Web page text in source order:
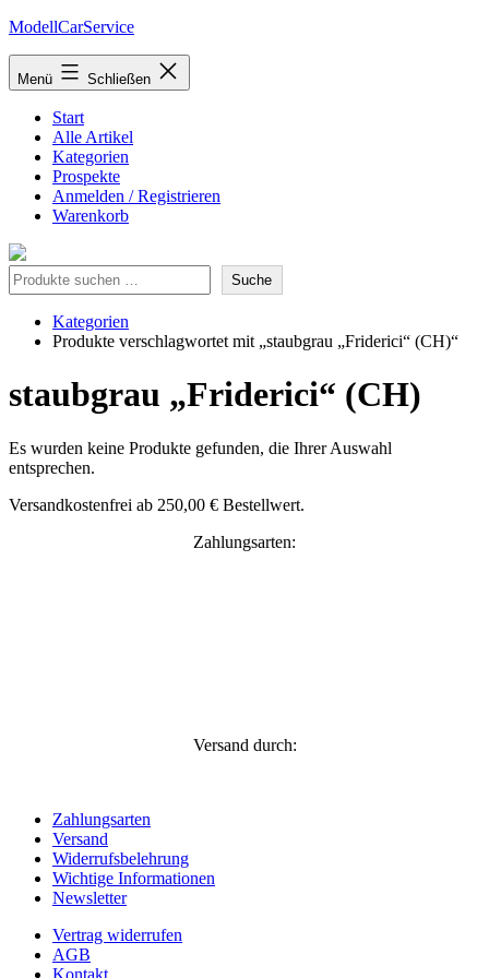
Zum
springen
ModellCarService
Menü Schließen
Start
Alle Artikel
Kategorien
Prospekte
Anmelden / Registrieren
Warenkorb
Suche Suche
Kategorien
Produkte verschlagwortet mit „staubgrau „Friderici“ (CH)“
staubgrau „Friderici“ (CH)
Es wurden keine Produkte gefunden, die Ihrer Auswahl
entsprechen.
Versandkostenfrei ab 250,00 € Bestellwert.
Zahlungsarten:
Versand durch:
Zahlungsarten
Versand
Widerrufsbelehrung
Wichtige Informationen
Newsletter
Vertrag widerrufen
AGB
Kontakt